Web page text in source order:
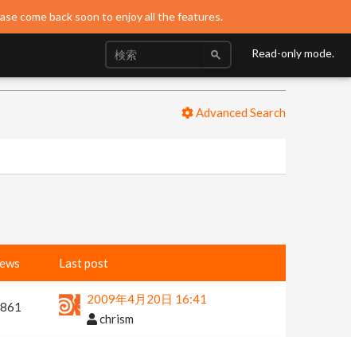
come back soon to enjoy all the features.
Read-only mode.
Advanced Search
Last post
2009年4月20日 16:41
chrism